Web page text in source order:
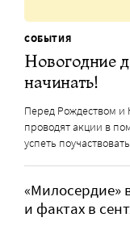
СОБЫТИЯ
Новогодние
начинать!
Перед Рождеством и
проводят акции в
успеть
«Милосердие»
и фактах в